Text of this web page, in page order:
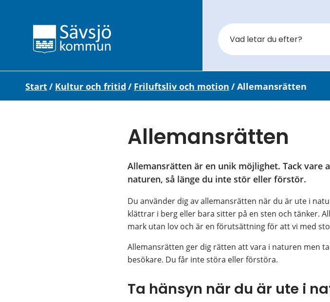
Start/ Kultur och fritid / Friluftsliv och motion /Allemansrätten
Allemansrätten
Allemansrätten är en unik möjlighet. Tack
naturen, så länge du inte stör eller förstör.
Du använder dig av allemansrätten när du är ute i
klättrar i berg eller bara sitter på en sten och tänker.
mark utan lov och är en förutsättning för att vi med
Allemansrätten ger dig rätten att vara i naturen men
besökare. Du får inte störa eller förstöra.
Ta hänsyn när du är ute i